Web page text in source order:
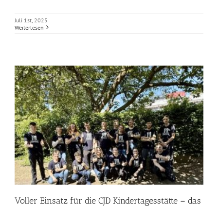
Juli 1st, 2025
Weiterlesen
Voller Einsatz für die CJD Kindertagesstätte – das